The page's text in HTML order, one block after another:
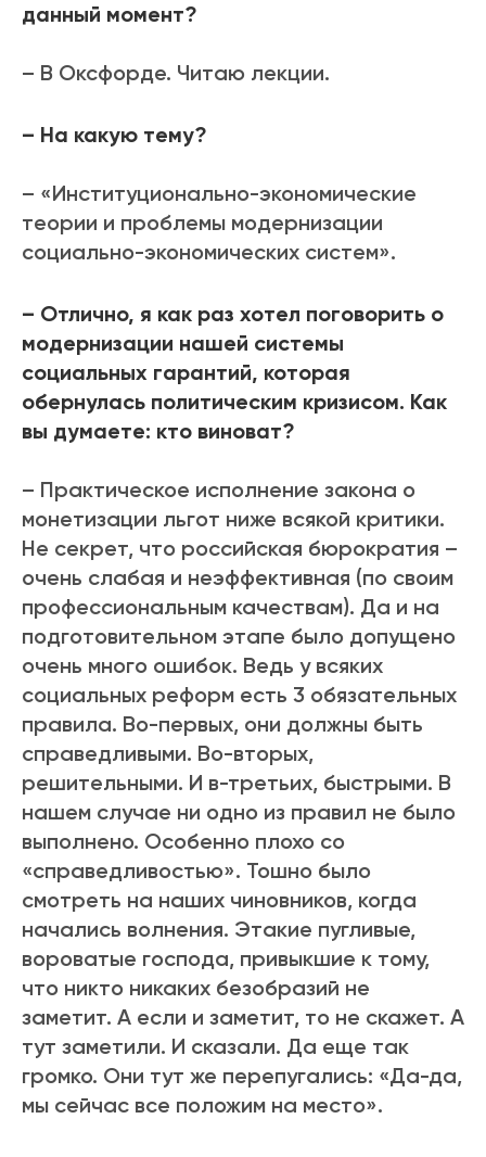
данный момент?
– В Оксфорде. Читаю лекции.
– На какую тему?
– «Институционально-экономические
теории и проблемы модернизации
социально-экономических систем».
– Отлично, я как раз хотел поговорить о
модернизации нашей системы
социальных гарантий, которая
обернулась политическим кризисом. Как
вы думаете: кто виноват?
– Практическое исполнение закона о
монетизации льгот ниже всякой критики.
Не секрет, что российская бюрократия –
очень слабая и неэффективная (по своим
профессиональным качествам). Да и на
подготовительном этапе было допущено
очень много ошибок. Ведь у всяких
социальных реформ есть 3 обязательных
правила. Во-первых, они должны быть
справедливыми. Во-вторых,
решительными. И в-третьих, быстрыми. В
нашем случае ни одно из правил не было
выполнено. Особенно плохо со
«справедливостью». Тошно было
смотреть на наших чиновников, когда
начались волнения. Этакие пугливые,
вороватые господа, привыкшие к тому,
что никто никаких безобразий не
заметит. А если и заметит, то не скажет. А
тут заметили. И сказали. Да еще так
громко. Они тут же перепугались: «Да-да,
мы сейчас все положим на место».